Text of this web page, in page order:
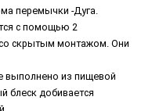
перемычки -Дуга.
с помощью 2
скрытым монтажом. Они
выполнено из пищевой
блеск добивается